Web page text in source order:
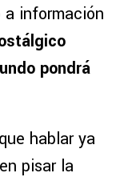
información
pondrá
hablar ya
pisar la